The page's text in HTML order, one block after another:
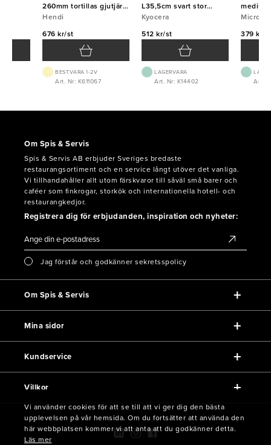
260mm tortillas gjutjärn
Hendi
Hendi
676 kr/st
BEST.VARA 1-2V
Art. Nr: K611067
L35,5cm svart stor
Kyocera
Kyocera
512 kr/st
LAGERVARA
Art. Nr: K14402
medium
379 kr/
Art.
Om Spis & Servis
Spis & Servis AB erbjuder Sveriges bredaste
restaurangsortiment och en service långt utöver det vanliga.
Vi tillhandahåller allt utom färskvaror till såväl små barer och
caféer som finkrogar, storkök och internationella hotell- och
restaurangkedjor.
Registrera dig för erbjudanden, inspiration och nyheter:
Jag förstår och godkänner sekretsspolicy
Om Spis & Servis
Mina sidor
Kundservice
Villkor
Vi använder cookies för att se till att vi ger dig den bästa
upplevelsen på vår hemsida. Om du fortsätter att använda den
här webbplatsen kommer vi att anta att du godkänner detta.
Läs mer